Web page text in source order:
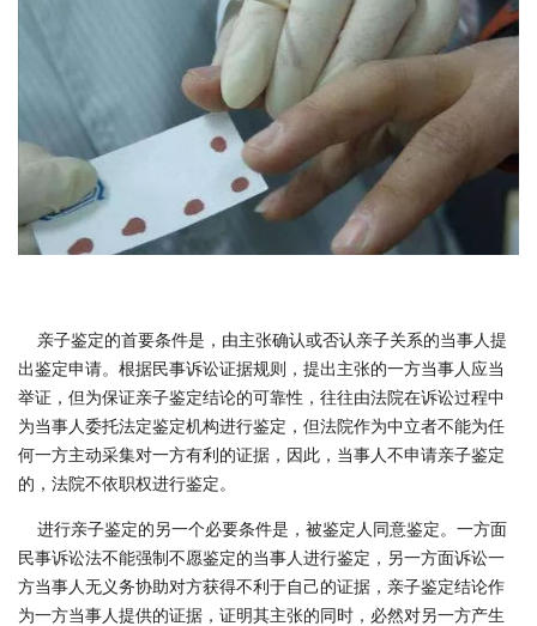
亲子鉴定的首要条件是，由主张确认或否认亲子关系的当事人提
出鉴定申请。根据民事诉讼证据规则，提出主张的一方当事人应当
举证，但为保证亲子鉴定结论的可靠性，往往由法院在诉讼过程中
为当事人委托法定鉴定机构进行鉴定，但法院作为中立者不能为任
何一方主动采集对一方有利的证据，因此，当事人不申请亲子鉴定
的，法院不依职权进行鉴定。
进行亲子鉴定的另一个必要条件是，被鉴定人同意鉴定。一方面
民事诉讼法不能强制不愿鉴定的当事人进行鉴定，另一方面诉讼一
方当事人无义务协助对方获得不利于自己的证据，亲子鉴定结论作
为一方当事人提供的证据，证明其主张的同时，必然对另一方产生